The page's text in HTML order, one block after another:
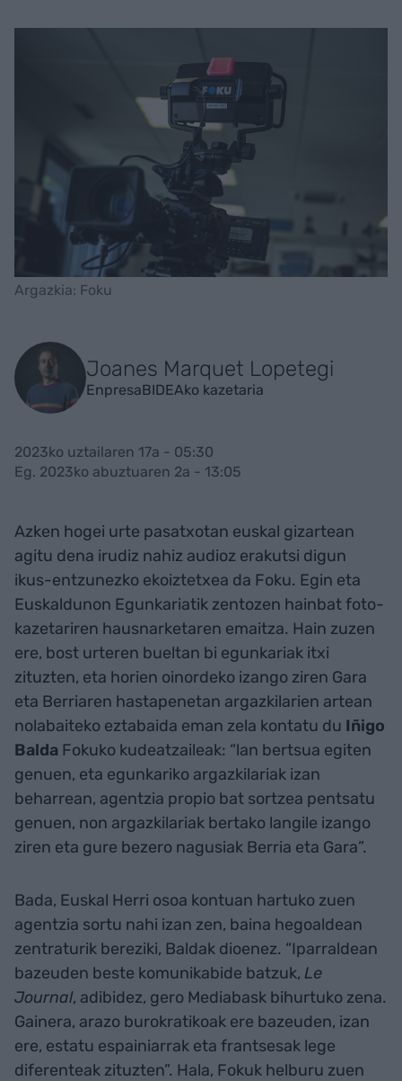
Argazkia: Foku
Joanes Marquet Lopetegi
EnpresaBIDEAko kazetaria
2023ko uztailaren 17a - 05:30
Eg. 2023ko abuztuaren 2a - 13:05
Azken hogei urte pasatxotan euskal gizartean
agitu dena irudiz nahiz audioz erakutsi digun
ikus-entzunezko ekoiztetxea da Foku. Egin eta
Euskaldunon Egunkariatik zentozen hainbat foto-
kazetariren hausnarketaren emaitza. Hain zuzen
ere, bost urteren bueltan bi egunkariak itxi
zituzten, eta horien oinordeko izango ziren Gara
eta Berriaren hastapenetan argazkilarien artean
nolabaiteko eztabaida eman zela kontatu du Iñigo
Balda Fokuko kudeatzaileak: “lan bertsua egiten
genuen, eta egunkariko argazkilariak izan
beharrean, agentzia propio bat sortzea pentsatu
genuen, non argazkilariak bertako langile izango
ziren eta gure bezero nagusiak Berria eta Gara”.
Bada, Euskal Herri osoa kontuan hartuko zuen
agentzia sortu nahi izan zen, baina hegoaldean
zentraturik bereziki, Baldak dioenez. “Iparraldean
bazeuden beste komunikabide batzuk, Le
Journal, adibidez, gero Mediabask bihurtuko zena.
Gainera, arazo burokratikoak ere bazeuden, izan
ere, estatu espainiarrak eta frantsesak lege
diferenteak zituzten”. Hala, Fokuk helburu zuen